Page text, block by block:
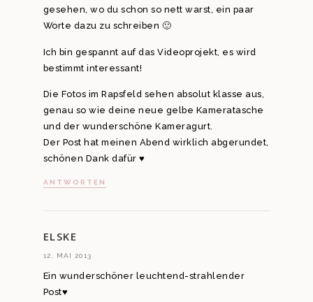
gesehen, wo du schon so nett warst, ein paar
Worte dazu zu schreiben 🙂
Ich bin gespannt auf das Videoprojekt, es wird
bestimmt interessant!
Die Fotos im Rapsfeld sehen absolut klasse aus,
genau so wie deine neue gelbe Kameratasche
und der wunderschöne Kameragurt.
Der Post hat meinen Abend wirklich abgerundet,
schönen Dank dafür ♥
ANTWORTEN
ELSKE
12. MAI 2013
Ein wunderschöner leuchtend-strahlender
Post♥